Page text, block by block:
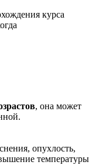
курса
, она может
опухлость,
температуры